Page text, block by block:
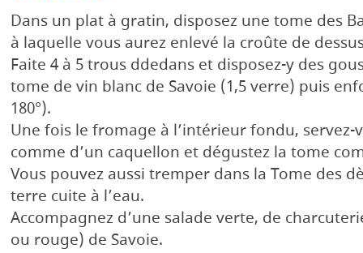
Dans un plat à gratin, disposez une tome des
à laquelle vous aurez enlevé la croûte de
Faite 4 à 5 trous ddedans et disposez-y des
tome de vin blanc de Savoie (1,5 verre) puis
180°).
Une fois le fromage à l’intérieur fondu, servez-
comme d’un caquellon et dégustez la tome
Vous pouvez aussi tremper dans la Tome des
terre cuite à l’eau.
Accompagnez d’une salade verte, de
ou rouge) de Savoie.